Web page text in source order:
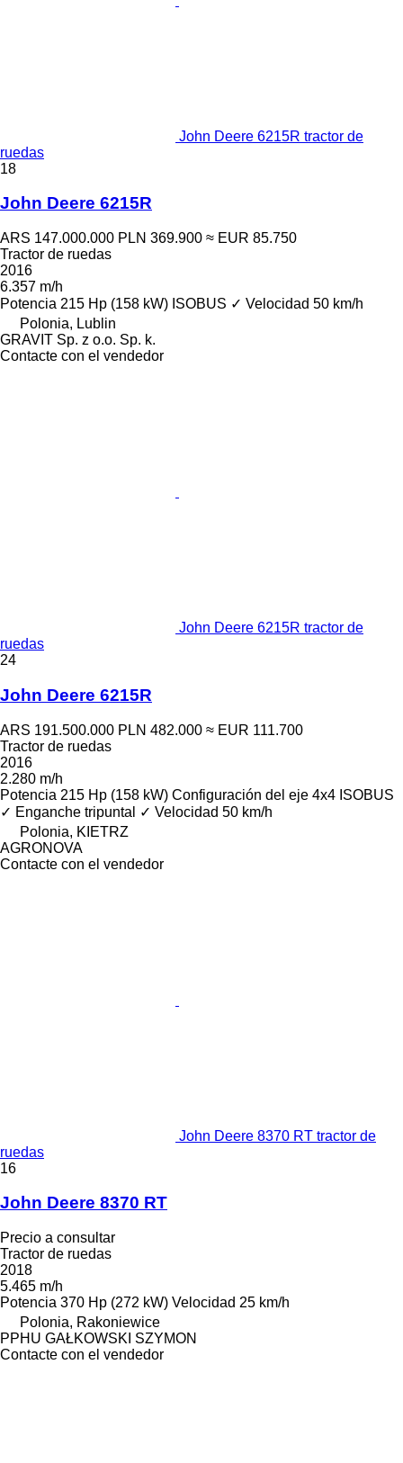
John Deere 6215R tractor de
ruedas
18
John Deere 6215R
ARS 147.000.000 PLN 369.900 ≈ EUR 85.750
Tractor de ruedas
2016
6.357 m/h
Potencia 215 Hp (158 kW) ISOBUS ✓ Velocidad 50 km/h
Polonia, Lublin
GRAVIT Sp. z o.o. Sp. k.
Contacte con el vendedor
John Deere 6215R tractor de
ruedas
24
John Deere 6215R
ARS 191.500.000 PLN 482.000 ≈ EUR 111.700
Tractor de ruedas
2016
2.280 m/h
Potencia 215 Hp (158 kW) Configuración del eje 4x4 ISOBUS
✓ Enganche tripuntal ✓ Velocidad 50 km/h
Polonia, KIETRZ
AGRONOVA
Contacte con el vendedor
John Deere 8370 RT tractor de
ruedas
16
John Deere 8370 RT
Precio a consultar
Tractor de ruedas
2018
5.465 m/h
Potencia 370 Hp (272 kW) Velocidad 25 km/h
Polonia, Rakoniewice
PPHU GAŁKOWSKI SZYMON
Contacte con el vendedor